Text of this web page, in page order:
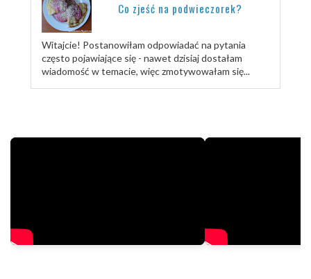
Co zjeść na podwieczorek?
Witajcie! Postanowiłam odpowiadać na pytania
często pojawiające się - nawet dzisiaj dostałam
wiadomość w temacie, więc zmotywowałam się...